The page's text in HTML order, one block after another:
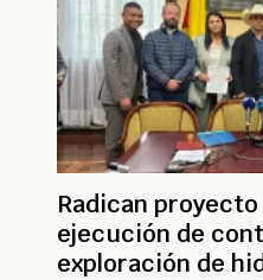
Radican
ejecución de
exploración de